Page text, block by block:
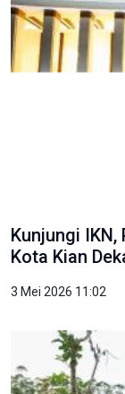
Kunjungi
Kota Kian
3 Mei 2026 11:02